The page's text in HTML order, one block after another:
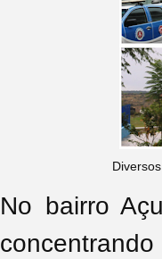
No bairro
concentrando